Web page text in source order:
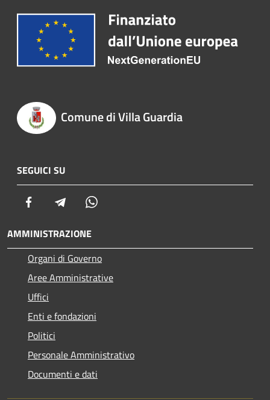
Comune di Villa Guardia
SEGUICI SU
Facebook Telegram
AMMINISTRAZIONE
Organi di Governo
Aree Amministrative
Uffici
Enti e fondazioni
Politici
Personale Amministrativo
Documenti e dati